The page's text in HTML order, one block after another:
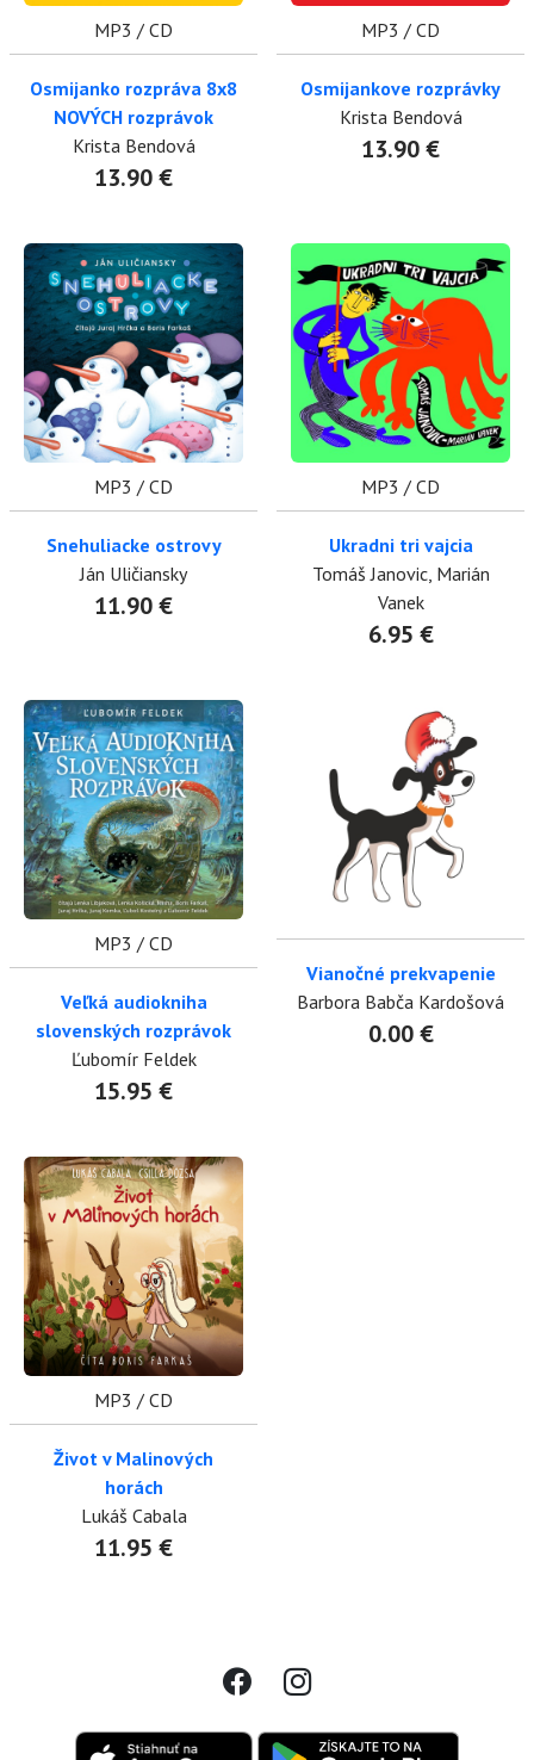
MP3 / CD
Osmijanko rozpráva 8x8
NOVÝCH rozprávok
Krista Bendová
13.90 €
MP3 / CD
Osmijankove rozprávky
Krista Bendová
13.90 €
MP3 / CD
Snehuliacke ostrovy
Ján Uličiansky
11.90 €
MP3 / CD
Ukradni tri vajcia
Tomáš Janovic, Marián
Vanek
6.95 €
MP3 / CD
Veľká audiokniha
slovenských rozprávok
Ľubomír Feldek
15.95 €
Vianočné prekvapenie
Barbora Babča Kardošová
0.00 €
MP3 / CD
Život v Malinových
horách
Lukáš Cabala
11.95 €